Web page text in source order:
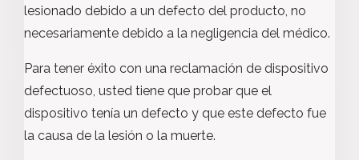
lesionado debido a un defecto del producto, no
necesariamente debido a la negligencia del médico.
Para tener éxito con una reclamación de dispositivo
defectuoso, usted tiene que probar que el
dispositivo tenía un defecto y que este defecto fue
la causa de la lesión o la muerte.